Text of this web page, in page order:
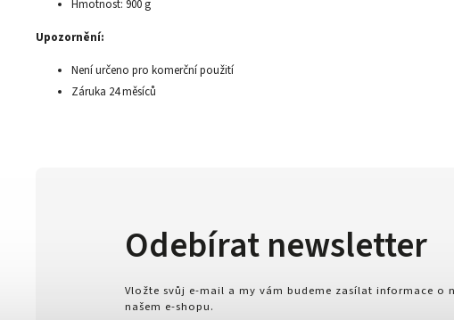
Hmotnost: 900 g
Upozornění:
Není určeno pro komerční použití
Záruka 24 měsíců
Odebírat newsletter
Vložte svůj e-mail a my vám budeme zasílat informace o
našem e-shopu.